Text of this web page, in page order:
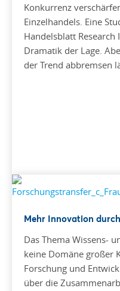
Konkurrenz
Einzelhandels. Eine
Handelsblatt Research
Dramatik der Lage.
der Trend abbremsen
Mehr Innovation
Das Thema Wissens-
keine Domäne großer
Forschung und
über die